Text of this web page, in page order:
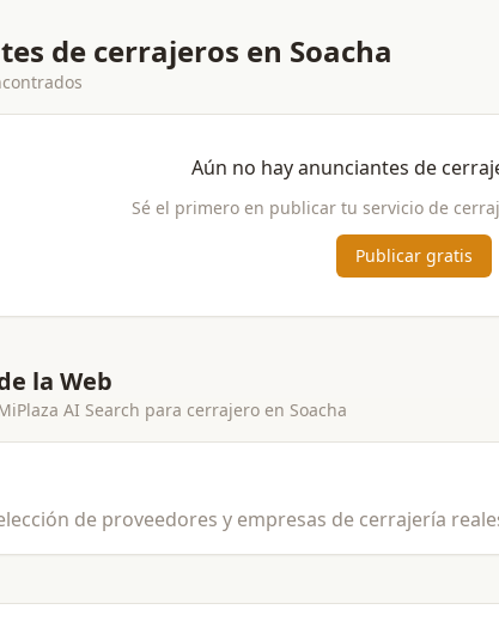
de cerrajeros en Soacha
Aún no hay anunciantes de
Sé el primero en publicar tu servicio de
Publicar gratis
la Web
AI Search para cerrajero en Soacha
de proveedores y empresas de cerrajería